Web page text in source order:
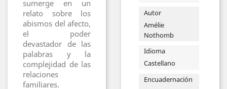
sumerge en un
relato sobre los
abismos del afecto,
el poder
devastador de las
palabras y la
complejidad de las
relaciones
familiares.
Autor
Amélie
Nothomb
Idioma
Castellano
Encuadernación